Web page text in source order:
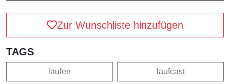
Zur Wunschliste hinzufügen
TAGS
laufen laufcast